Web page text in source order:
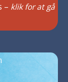
– klik for at gå